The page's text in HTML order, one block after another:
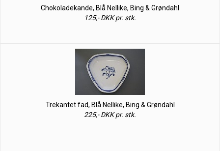
Chokoladekande, Blå Nellike, Bing & Grøndahl
125,- DKK pr. stk.
Trekantet fad, Blå Nellike, Bing & Grøndahl
225,- DKK pr. stk.